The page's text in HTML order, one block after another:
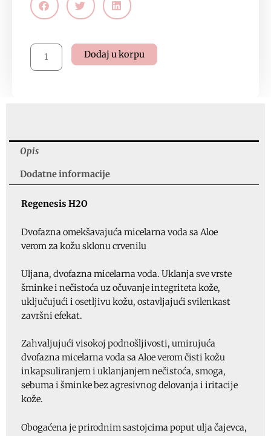
Regenesis
H2O,
Dodaj u korpu
Opis
Dodatne informacije
Regenesis H2O
Dvofazna omekšavajuća micelarna voda sa Aloe
verom za kožu sklonu crvenilu
Uljana, dvofazna micelarna voda. Uklanja sve vrste
šminke i nečistoća uz očuvanje integriteta kože,
uključujući i osetljivu kožu, ostavljajući svilenkast
završni efekat.
Zahvaljujući visokoj podnošljivosti, umirujuća
dvofazna micelarna voda sa Aloe verom čisti kožu
inkapsuliranjem i uklanjanjem nečistoća, smoga,
sebuma i šminke bez agresivnog delovanja i iritacije
kože.
Obogaćena je prirodnim sastojcima poput ulja čajevca,